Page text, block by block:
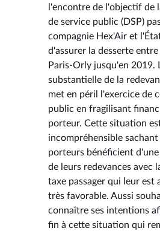
l'encontre de l'objectif de
de service public (DSP)
compagnie Hex'Air et
d'assurer la desserte
Paris-Orly jusqu'en 2019.
substantielle de la
met en péril l'exercice de
public en fragilisant
porteur. Cette situation
incompréhensible sachant
porteurs bénéficient d'une
de leurs redevances avec
taxe passager qui leur est
très favorable. Aussi
connaître ses intentions
fin à cette situation qui